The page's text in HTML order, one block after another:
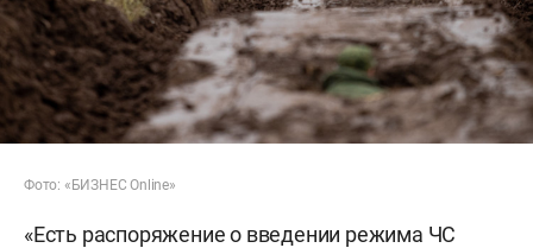
Фото: «БИЗНЕС Online»
«Есть распоряжение о введении режима ЧС